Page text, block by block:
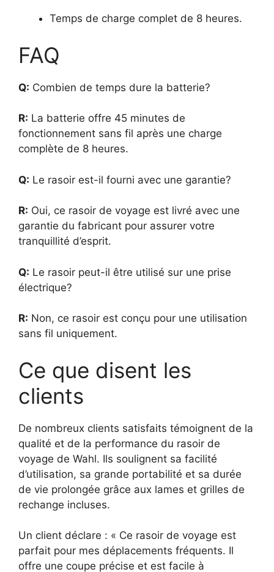
Temps de charge complet de 8 heures.
FAQ
Q: Combien de temps dure la batterie?
R: La batterie offre 45 minutes de
fonctionnement sans fil après une charge
complète de 8 heures.
Q: Le rasoir est-il fourni avec une garantie?
R: Oui, ce rasoir de voyage est livré avec une
garantie du fabricant pour assurer votre
tranquillité d’esprit.
Q: Le rasoir peut-il être utilisé sur une prise
électrique?
R: Non, ce rasoir est conçu pour une utilisation
sans fil uniquement.
Ce que disent les
clients
De nombreux clients satisfaits témoignent de la
qualité et de la performance du rasoir de
voyage de Wahl. Ils soulignent sa facilité
d’utilisation, sa grande portabilité et sa durée
de vie prolongée grâce aux lames et grilles de
rechange incluses.
Un client déclare : « Ce rasoir de voyage est
parfait pour mes déplacements fréquents. Il
offre une coupe précise et est facile à